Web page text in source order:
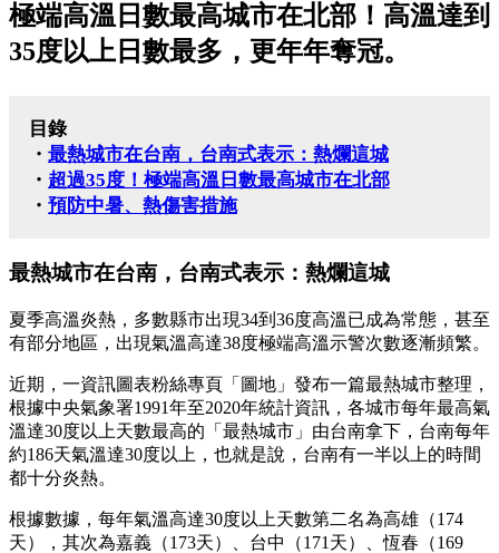
極端高溫日數最高城市在北部！高溫達到
35度以上日數最多，更年年奪冠。
目錄
・ 最熱城市在台南，台南式表示：熱爛這城
・ 超過35度！極端高溫日數最高城市在北部
・ 預防中暑、熱傷害措施
最熱城市在台南，台南式表示：熱爛這城
夏季高溫炎熱，多數縣市出現34到36度高溫已成為常態，甚至
有部分地區，出現氣溫高達38度極端高溫示警次數逐漸頻繁。
近期，一資訊圖表粉絲專頁「圖地」發布一篇最熱城市整理，
根據中央氣象署1991年至2020年統計資訊，各城市每年最高氣
溫達30度以上天數最高的「最熱城市」由台南拿下，台南每年
約186天氣溫達30度以上，也就是說，台南有一半以上的時間
都十分炎熱。
根據數據，每年氣溫高達30度以上天數第二名為高雄（174
天），其次為嘉義（173天）、台中（171天）、恆春（169